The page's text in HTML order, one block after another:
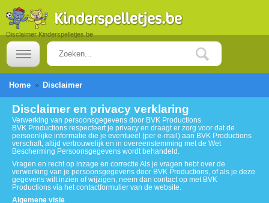
Disclaimer Kinderspelletjes.be
Home Disclaimer
Disclaimer en privacy verklaring
Verwerking van persoonsgegevens door BVK Productions
BVK Productions respecteert je privacy en draagt er zorg voor dat de
persoonlijke informatie die je eventueel (per e-mail) aan BVK Productions
verschaft, altijd vertrouwelijk en in overeenstemming met de Wet
Bescherming Persoonsgegevens wordt behandeld.
Vragen en recht op inzage en correctie Als je vragen hebt over de
verwerking van je persoonsgegevens door BVK Productions, of als je deze
gegevens wilt inzien of wijzigen, neem dan contact op met BVK
Productions via het contactformulier van de website.
Algemene visie